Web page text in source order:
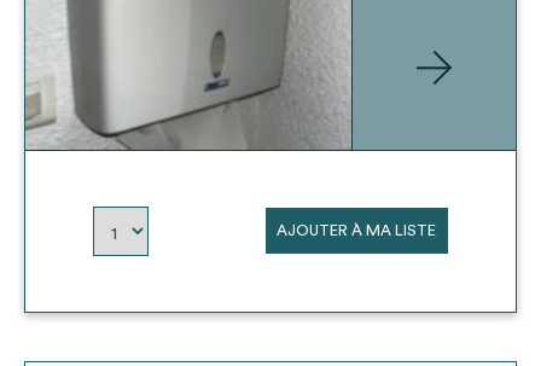
AJOUTER À MA LISTE